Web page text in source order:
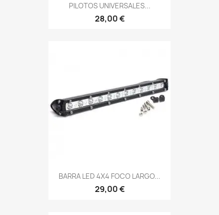
PILOTOS UNIVERSALES...
28,00 €
BARRA LED 4X4 FOCO LARGO...
29,00 €